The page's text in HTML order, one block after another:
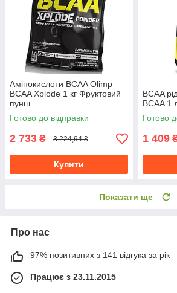
Амінокислоти BCAA Olimp
BCAA Xplode 1 кг Фруктовий
пунш
Готово до відправки
2 733 ₴ 3 224,94 ₴
Купити
BCAA
BCAA 1
Готово
1 409
Показати ще
Про нас
97% позитивних з 141 відгука за рік
Працює з 23.11.2015